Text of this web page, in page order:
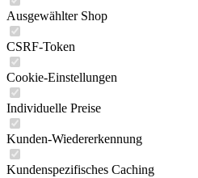
Ausgewählter Shop
CSRF-Token
Cookie-Einstellungen
Individuelle Preise
Kunden-Wiedererkennung
Kundenspezifisches Caching